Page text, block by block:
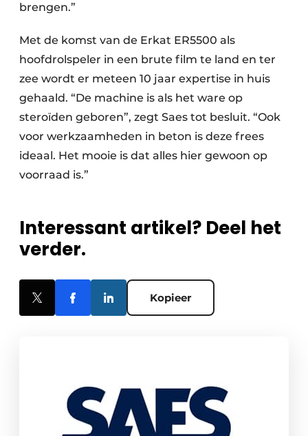
brengen.”
Met de komst van de Erkat ER5500 als
hoofdrolspeler in een brute film te land en ter
zee wordt er meteen 10 jaar expertise in huis
gehaald. “De machine is als het ware op
steroïden geboren”, zegt Saes tot besluit. “Ook
voor werkzaamheden in beton is deze frees
ideaal. Het mooie is dat alles hier gewoon op
voorraad is.”
Interessant artikel? Deel het
verder.
Kopieer